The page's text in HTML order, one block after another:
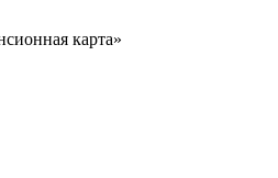
карта»